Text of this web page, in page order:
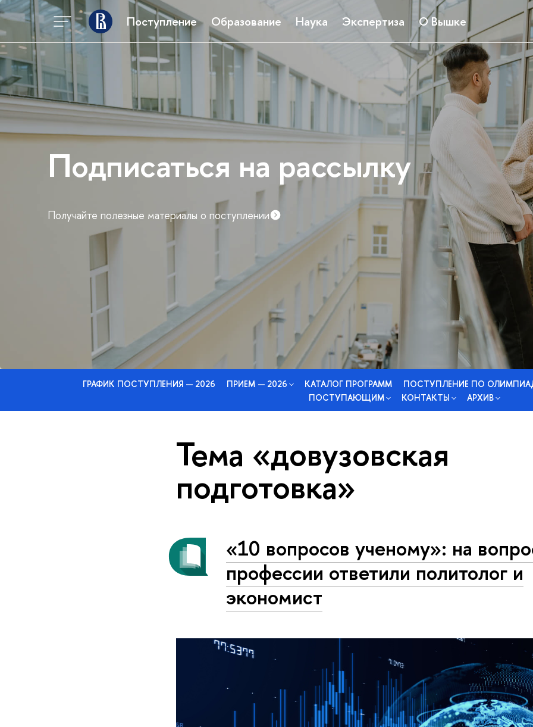
Поступление Образование Наука Экспертиза О Вышке
Подписаться на рассылку
Получайте полезные материалы о поступлении
ГРАФИК ПОСТУПЛЕНИЯ — 2026 ПРИЕМ — 2026 КАТАЛОГ ПРОГРАММ
ПОСТУПЛЕНИЕ ПО
ПОСТУПАЮЩИМ
КОНТАКТЫ АРХИВ
Тема «довузовская
подготовка»
«10 вопросов ученому»: на
профессии ответили политолог и
экономист